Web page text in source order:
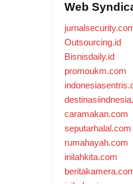
Web
Outsourcing.id
Bisnisdaily.id
promoukm.com
caramakan.com
seputarhalal.com
rumahayah.com
inilahkita.com